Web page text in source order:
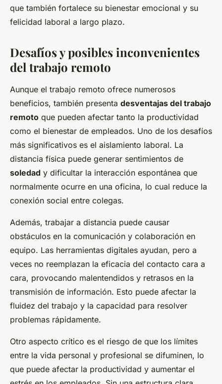
que también fortalece su bienestar emocional y su
felicidad laboral a largo plazo.
Desafíos y posibles inconvenientes
del trabajo remoto
Aunque el trabajo remoto ofrece numerosos
beneficios, también presenta desventajas del trabajo
remoto que pueden afectar tanto la productividad
como el bienestar de empleados. Uno de los desafíos
más significativos es el aislamiento laboral. La
distancia física puede generar sentimientos de
soledad y dificultar la interacción espontánea que
normalmente ocurre en una oficina, lo cual reduce la
conexión social entre colegas.
Además, trabajar a distancia puede causar
obstáculos en la comunicación y colaboración en
equipo. Las herramientas digitales ayudan, pero a
veces no reemplazan la eficacia del contacto cara a
cara, provocando malentendidos y retrasos en la
transmisión de información. Esto puede afectar la
fluidez del trabajo y la capacidad para resolver
problemas rápidamente.
Otro aspecto crítico es el riesgo de que los límites
entre la vida personal y profesional se difuminen, lo
que puede afectar la productividad y aumentar el